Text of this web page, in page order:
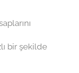
bir şekilde